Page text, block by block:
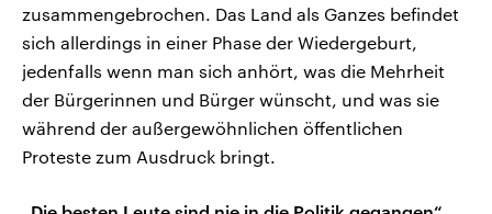
zusammengebrochen. Das Land als Ganzes befindet
sich allerdings in einer Phase der Wiedergeburt,
jedenfalls wenn man sich anhört, was die Mehrheit
der Bürgerinnen und Bürger wünscht, und was sie
während der außergewöhnlichen öffentlichen
Proteste zum Ausdruck bringt.